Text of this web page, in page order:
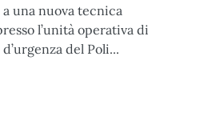
una nuova tecnica
l’unità operativa di
del Poli...